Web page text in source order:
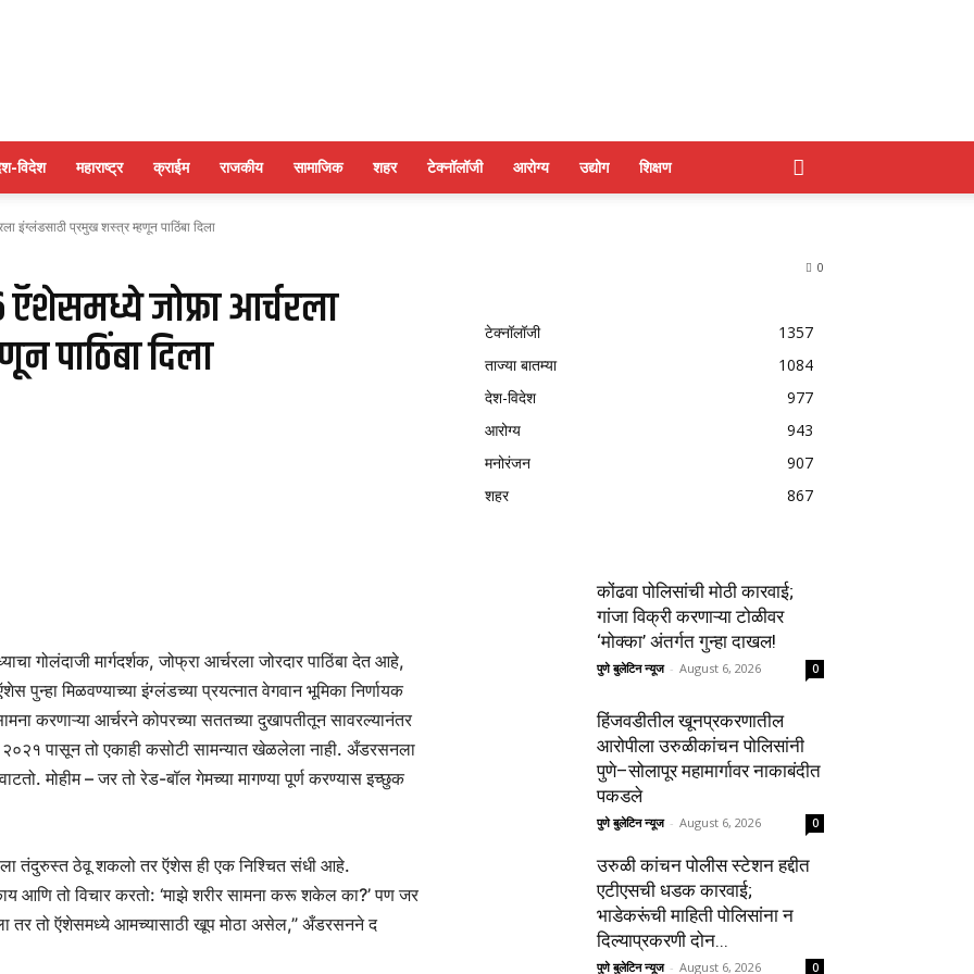
पुणे
बुलेटिन
विदेश महाराष्ट्र क्राईम राजकीय सामाजिक शहर टेक्नॉलॉजी आरोग्य उद्योग शिक्षण
प्रमुख शस्त्र म्हणून पाठिंबा दिला
जोफ्रा आर्चरला
पाठिंबा दिला
गोलंदाजी मार्गदर्शक, जोफ्रा आर्चरला जोरदार पाठिंबा देत आहे,
मिळवण्याच्या इंग्लंडच्या प्रयत्नात वेगवान भूमिका निर्णायक
करणाऱ्या आर्चरने कोपरच्या सततच्या दुखापतीतून सावरल्यानंतर
पासून तो एकाही कसोटी सामन्यात खेळलेला नाही. अँडरसनला
मोहीम – जर तो रेड-बॉल गेमच्या मागण्या पूर्ण करण्यास इच्छुक
तंदुरुस्त ठेवू शकलो तर ऍशेस ही एक निश्चित संधी आहे.
आणि तो विचार करतो: ‘माझे शरीर सामना करू शकेल का?’ पण जर
तर तो ऍशेसमध्ये आमच्यासाठी खूप मोठा असेल,” अँडरसनने द
0
टेक्नॉलॉजी
1357
ताज्या बातम्या
1084
देश-विदेश
977
आरोग्य
943
मनोरंजन
907
शहर
867
कोंढवा पोलिसांची मोठी कारवाई;
गांजा विक्री करणाऱ्या टोळीवर
‘मोक्का’ अंतर्गत गुन्हा दाखल!
पुणे बुलेटिन न्यूज - August 6, 2026 0
हिंजवडीतील खूनप्रकरणातील
आरोपीला उरुळीकांचन पोलिसांनी
पुणे–सोलापूर महामार्गावर नाकाबंदीत
पकडले
पुणे बुलेटिन न्यूज - August 6, 2026 0
उरुळी कांचन पोलीस स्टेशन हद्दीत
एटीएसची धडक कारवाई;
भाडेकरूंची माहिती पोलिसांना न
दिल्याप्रकरणी दोन...
पुणे बुलेटिन न्यूज - August 6, 2026 0